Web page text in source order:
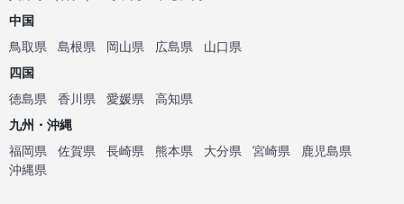
中国
鳥取県
島根県 岡山県 広島県
山口県
四国
徳島県
香川県 愛媛県
高知県
九州・沖縄
福岡県
佐賀県 長崎県 熊本県 大分県 宮崎県
鹿児島県
沖縄県